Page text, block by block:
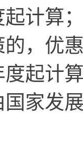
计算
，优
起计
家发